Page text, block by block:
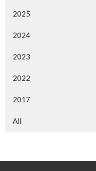
2025
2024
2023
2022
2017
All